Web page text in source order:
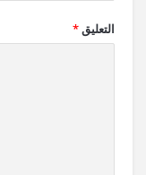
التعليق*